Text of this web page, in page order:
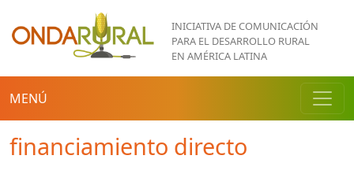
Pasar al contenido principal
INICIATIVA DE COMUNICACIÓN
PARA EL DESARROLLO RURAL
EN AMÉRICA LATINA
MENÚ
financiamiento directo